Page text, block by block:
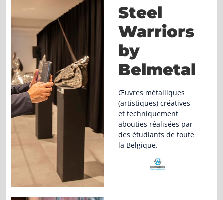
Steel
Warriors
by
Belmetal
Œuvres métalliques
(artistiques) créatives
et techniquement
abouties réalisées par
des étudiants de toute
la Belgique.